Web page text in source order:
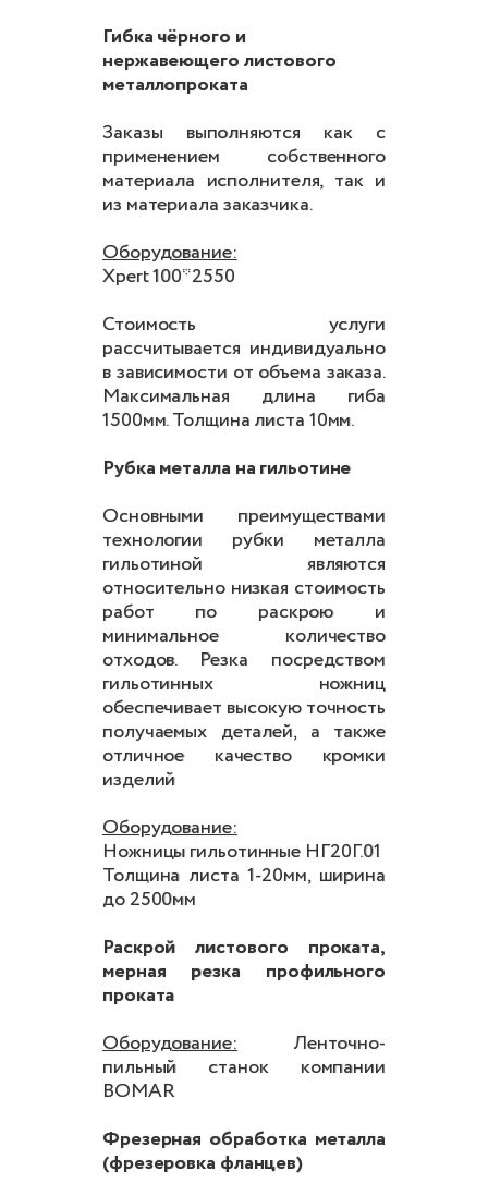
Гибка чёрного и
нержавеющего листового
металлопроката
Заказы выполняются как с
применением собственного
материала исполнителя, так и
из материала заказчика.
Оборудование:
Xpert 100*2550
Стоимость услуги
рассчитывается индивидуально
в зависимости от объема заказа.
Максимальная длина гиба
1500мм. Толщина листа 10мм.
Рубка металла на гильотине
Основными преимуществами
технологии рубки металла
гильотиной являются
относительно низкая стоимость
работ по раскрою и
минимальное количество
отходов. Резка посредством
гильотинных ножниц
обеспечивает высокую точность
получаемых деталей, а также
отличное качество кромки
изделий
Оборудование:
Ножницы гильотинные НГ20Г.01
Толщина листа 1-20мм, ширина
до 2500мм
Раскрой листового проката,
мерная резка профильного
проката
Оборудование:Ленточно-
пильный станок компании
BOMAR
Фрезерная обработка металла
(фрезеровка фланцев)